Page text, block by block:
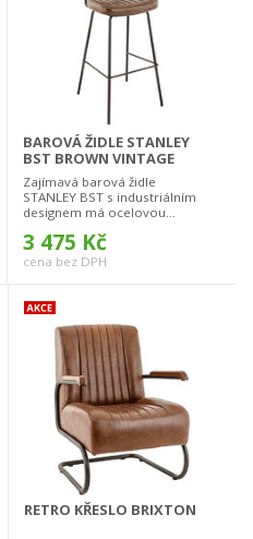
BAROVÁ ŽIDLE STANLEY
BST BROWN VINTAGE
Zajímavá barová židle
STANLEY BST s industriálním
designem má ocelovou...
3 475 Kč
cena bez DPH
RETRO KŘESLO BRIXTON